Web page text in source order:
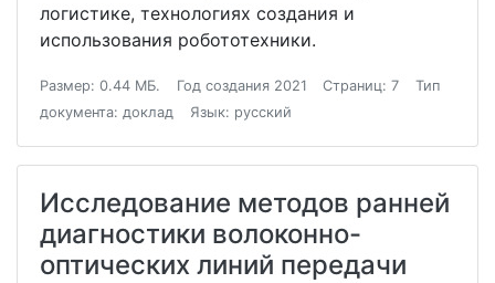
логистике, технологиях создания и
использования робототехники.
Размер: 0.44 МБ. Год создания 2021 Страниц: 7
Тип
документа: доклад
Язык: русский
Исследование методов ранней
диагностики волоконно-
оптических линий передачи